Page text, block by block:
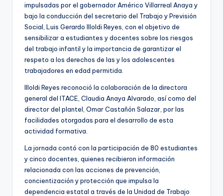
impulsadas por el gobernador Américo Villarreal Anaya y
bajo la conducción del secretario del Trabajo y Previsión
Social, Luis Gerardo Illoldi Reyes, con el objetivo de
sensibilizar a estudiantes y docentes sobre los riesgos
del trabajo infantil y la importancia de garantizar el
respeto a los derechos de las y los adolescentes
trabajadores en edad permitida.
Illoldi Reyes reconoció la colaboración de la directora
general del ITACE, Claudia Anaya Alvarado, así como del
director del plantel, Omar Castañón Salazar, por las
facilidades otorgadas para el desarrollo de esta
actividad formativa.
La jornada contó con la participación de 80 estudiantes
y cinco docentes, quienes recibieron información
relacionada con las acciones de prevención,
concientización y protección que impulsa la
dependencia estatal a través de la Unidad de Trabajo